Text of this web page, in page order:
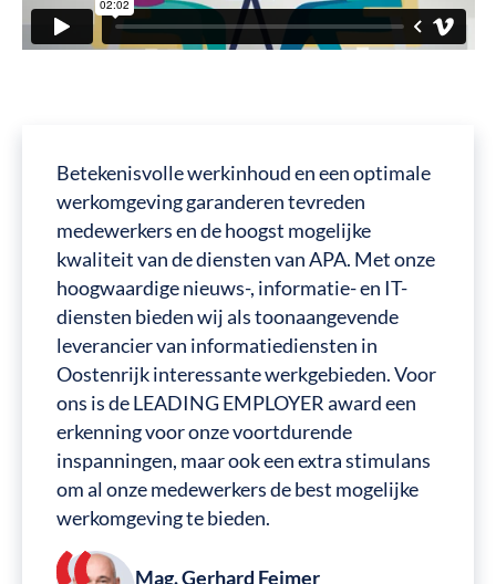
Betekenisvolle werkinhoud en een optimale
werkomgeving garanderen tevreden
medewerkers en de hoogst mogelijke
kwaliteit van de diensten van APA. Met onze
hoogwaardige nieuws-, informatie- en IT-
diensten bieden wij als toonaangevende
leverancier van informatiediensten in
Oostenrijk interessante werkgebieden. Voor
ons is de LEADING EMPLOYER award een
erkenning voor onze voortdurende
inspanningen, maar ook een extra stimulans
om al onze medewerkers de best mogelijke
werkomgeving te bieden.
Mag. Gerhard Feimer